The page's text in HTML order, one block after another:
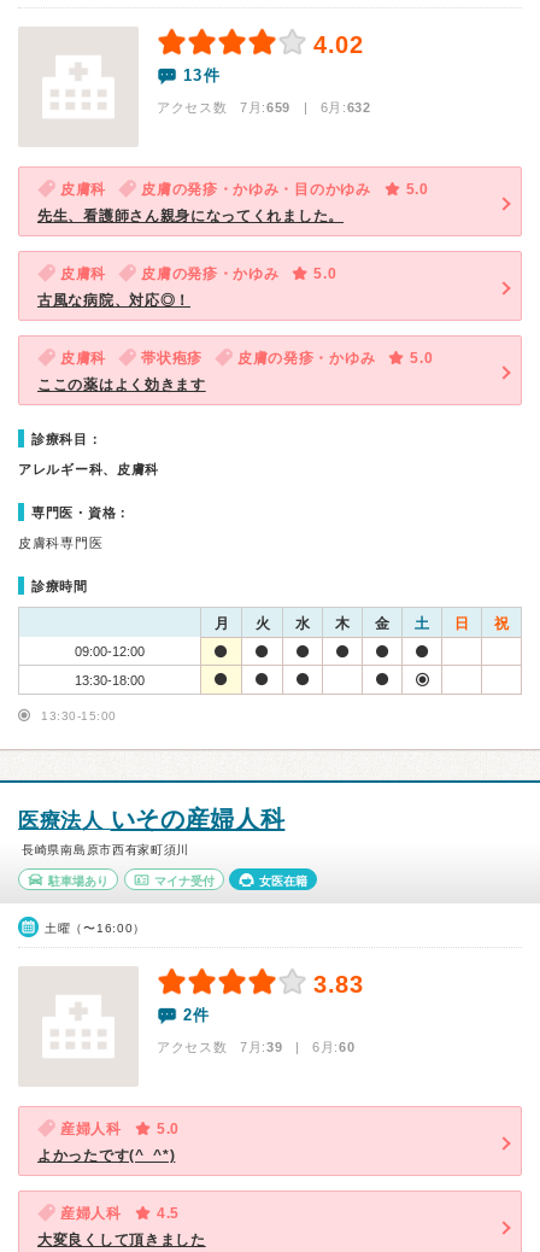
4.02
13件
アクセス数 7月:659 | 6月:632
皮膚科 皮膚の発疹・かゆみ・目のかゆみ
5.0
先生、看護師さん親身になってくれました。
皮膚科 皮膚の発疹・かゆみ
5.0
古風な病院、対応◎！
皮膚科 帯状疱疹 皮膚の発疹・かゆみ
5.0
ここの薬はよく効きます
診療科目：
アレルギー科、皮膚科
専門医・資格：
皮膚科専門医
診療時間
月 火 水 木 金 土 日 祝
09:00-12:00
13:30-18:00
13:30-15:00
医療法人 いその産婦人科
長崎県南島原市西有家町須川
駐車場あり マイナ受付 女医在籍
土曜（〜16:00）
3.83
2件
アクセス数 7月:39 | 6月:60
産婦人科
5.0
よかったです(^_^*)
産婦人科
4.5
大変良くして頂きました